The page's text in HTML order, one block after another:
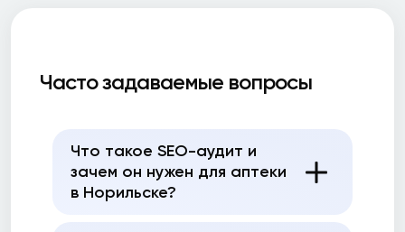
Часто задаваемые вопросы
Что такое SEO-аудит и
зачем он нужен для аптеки
в Норильске?